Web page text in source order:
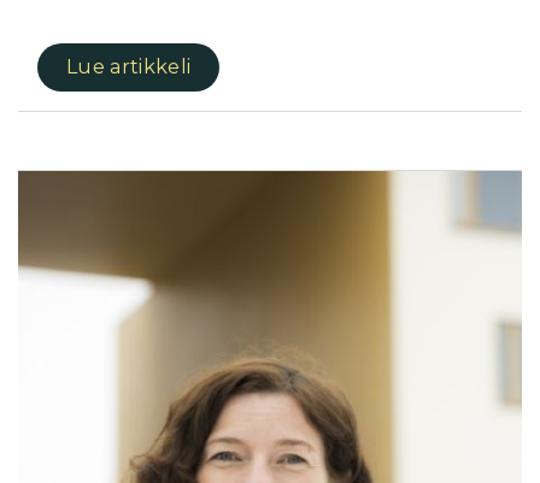
Lue artikkeli